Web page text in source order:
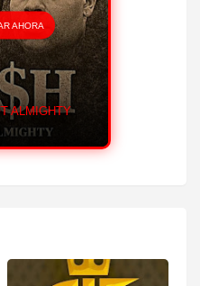
AHORA
ALMIGHTY